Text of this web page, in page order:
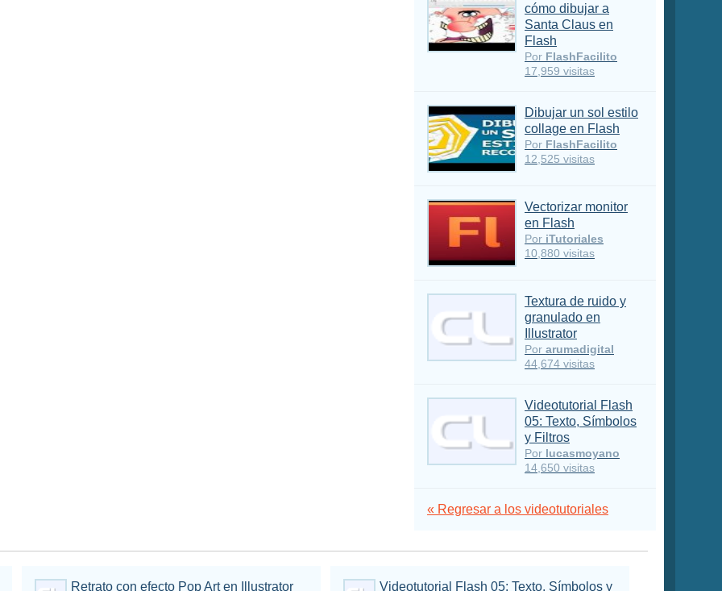
cómo dibujar a
Santa Claus en
Flash
Por FlashFacilito
17,959 visitas
Dibujar un sol estilo
collage en Flash
Por FlashFacilito
12,525 visitas
Vectorizar monitor
en Flash
Por iTutoriales
10,880 visitas
Textura de ruido y
granulado en
Illustrator
Por arumadigital
44,674 visitas
Videotutorial Flash
05: Texto, Símbolos
y Filtros
Por lucasmoyano
14,650 visitas
« Regresar a los videotutoriales
Retrato con efecto Pop Art en Illustrator
Videotutorial Flash 05: Texto, Símbolos y